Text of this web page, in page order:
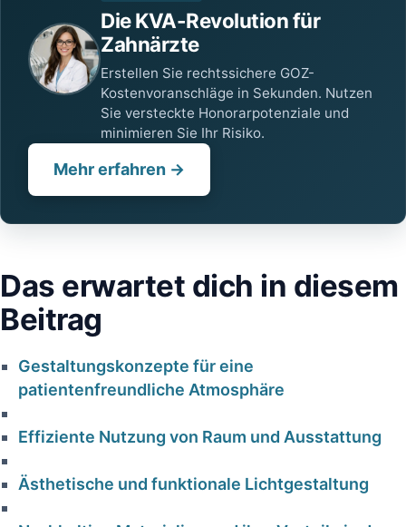
Die KVA-Revolution für
Zahnärzte
Erstellen Sie rechtssichere GOZ-
Kostenvoranschläge in Sekunden. Nutzen
Sie versteckte Honorarpotenziale und
minimieren Sie Ihr Risiko.
Mehr erfahren →
Das erwartet dich in diesem
Beitrag
Gestaltungskonzepte für eine
patientenfreundliche Atmosphäre
Effiziente Nutzung von Raum und Ausstattung
Ästhetische und funktionale Lichtgestaltung